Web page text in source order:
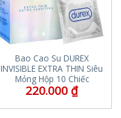
Bao Cao Su DUREX
INVISIBLE EXTRA THIN Siêu
Mỏng Hộp 10 Chiếc
220.000 ₫